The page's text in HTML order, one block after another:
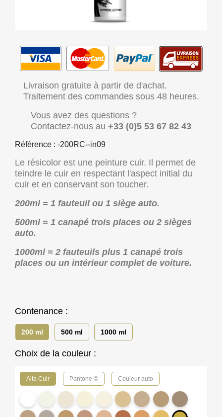
Livraison gratuite à partir de d'achat.
Traitement des commandes sous 48 heures.
Vous avez des questions ?
Contactez-nous au +33 (0)5 53 67 82 43
Référence : -200RC--in09
Le résicolor est une peinture cuir. Il permet de
teindre le cuir en respectant l'aspect initial du
cuir et en conservant son toucher.
200ml = 1 fauteuil ou 1 siège auto.
500ml = 1 canapé trois places ou 2 sièges
auto.
1000ml = 2 fauteuils plus 1 canapé trois
places ou un intérieur complet de voiture.
Contenance :
200 ml 500 ml 1000 ml
Choix de la couleur :
Alta Cuir Pantone © Couleur auto
-
IN01
-
AC08
-
2129 2107 2126 2071 2131